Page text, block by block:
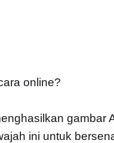
online?
gambar
ini untuk